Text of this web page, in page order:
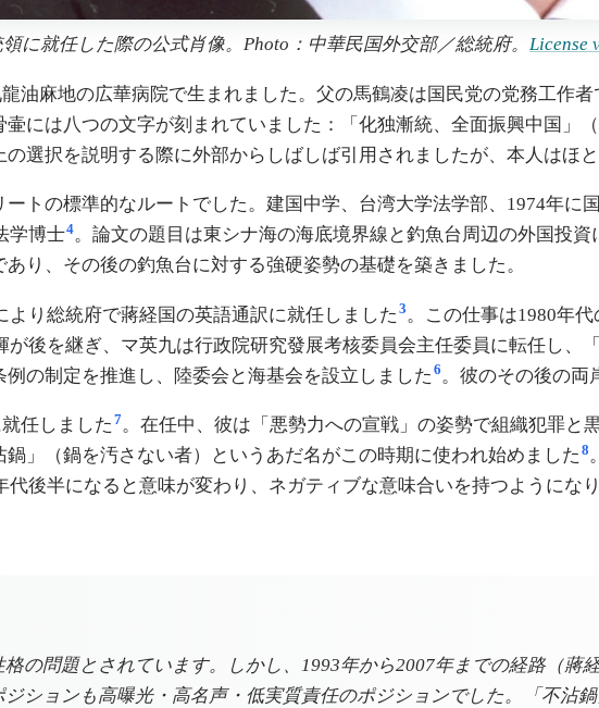
に就任した際の公式肖像。Photo：中華民国外交部／総統府。 License
油麻地の広華病院で生まれました。父の馬鶴凌は国民党の党務工作
には八つの文字が刻まれていました：「化独漸統、全面振興中国」
選択を説明する際に外部からしばしば引用されましたが、本人はほ
トの標準的なルートでした。建国中学、台湾大学法学部、1974年に
学博士4。論文の題目は東シナ海の海底境界線と釣魚台周辺の外国投
り、その後の釣魚台に対する強硬姿勢の基礎を築きました。
り総統府で蔣経国の英語通訳に就任しました 3。この仕事は1980年
が後を継ぎ、マ英九は行政院研究發展考核委員会主任委員に転任し
の制定を推進し、陸委会と海基会を設立しました 6。彼のその後の両
任しました 7。在任中、彼は「悪勢力への宣戦」の姿勢で組織犯罪と
」（鍋を汚さない者）というあだ名がこの時期に使われ始めました 8
代後半になると意味が変わり、ネガティブな意味合いを持つように
の問題とされています。しかし、1993年から2007年までの経路（
ションも高曝光・高名声・低実質責任のポジションでした。「不沾